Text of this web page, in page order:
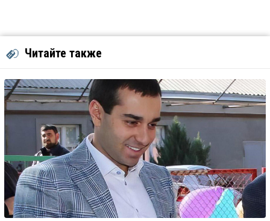
Читайте также